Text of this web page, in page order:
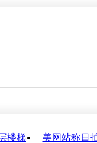
楼梯
美网站称日